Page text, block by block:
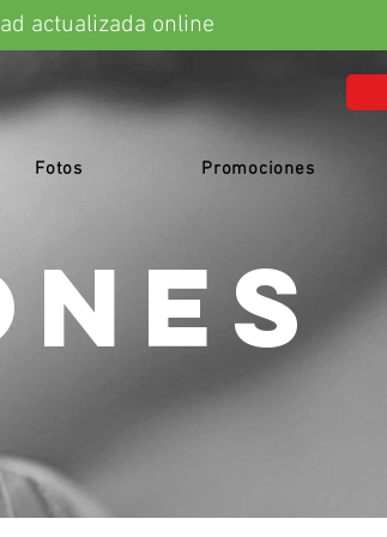
actualizada
Fotos Promociones